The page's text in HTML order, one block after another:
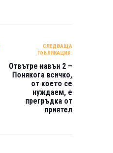
СЛЕДВАЩА
ПУБЛИКАЦИЯ:
Отвътре навън 2 –
Понякога всичко,
от което се
нуждаем, е
прегръдка от
приятел